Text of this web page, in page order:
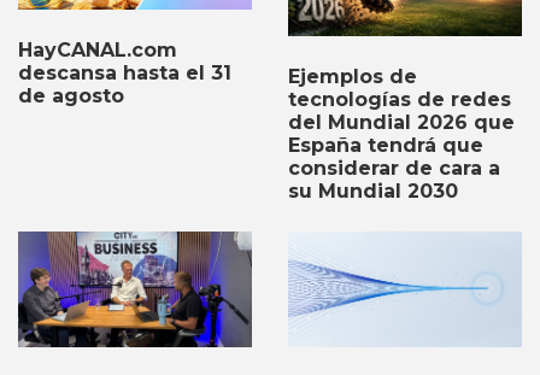
HayCANAL.com
descansa hasta el 31
de agosto
Ejemplos de
tecnologías de redes
del Mundial 2026 que
España tendrá que
considerar de cara a
su Mundial 2030